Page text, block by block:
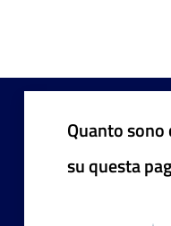
Quanto
su questa